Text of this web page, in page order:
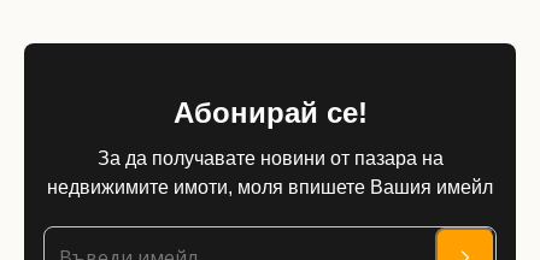
Абонирай се!
За да получавате новини от пазара на
недвижимите имоти, моля впишете Вашия имейл